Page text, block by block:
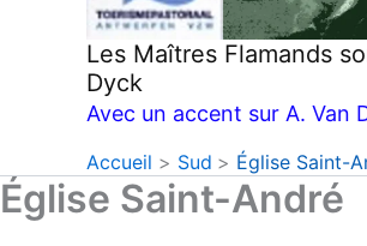
Les Maîtres Flamands
Dyck
Avec un accent sur A. Van
Accueil Sud Église Saint-
Église Saint-André